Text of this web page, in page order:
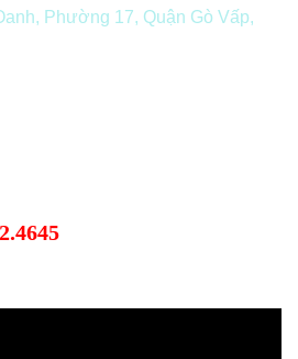
Phường 17, Quận Gò Vấp,